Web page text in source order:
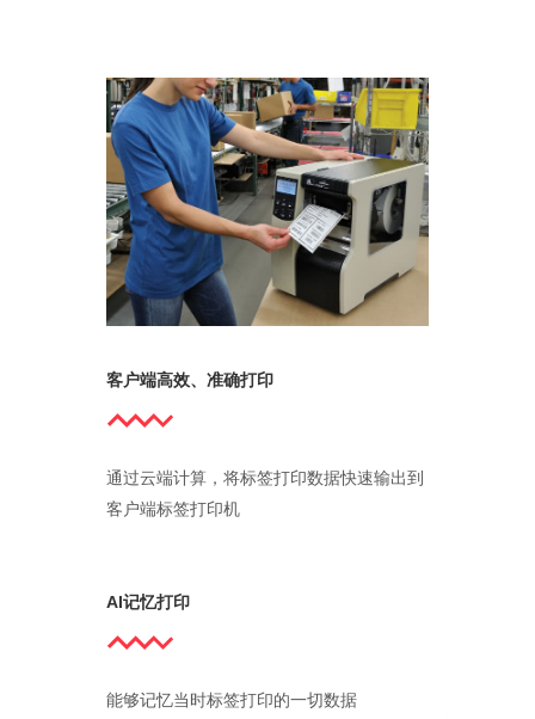
客户端高效、准确打印
通过云端计算，将标签打印数据快速输出到
客户端标签打印机
AI记忆打印
能够记忆当时标签打印的一切数据